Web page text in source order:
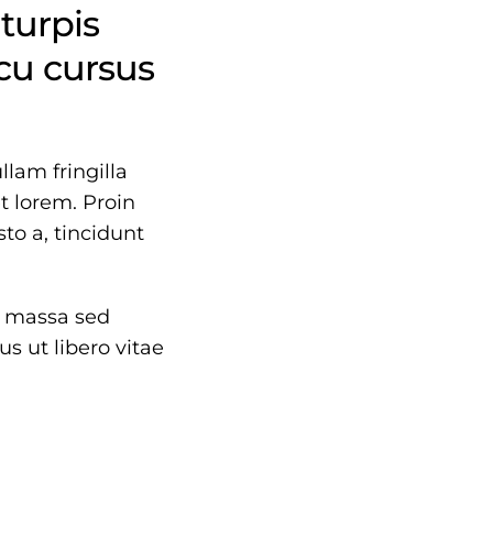
cursus
fringilla
lorem. Proin
a, tincidunt
sed
ut libero vitae